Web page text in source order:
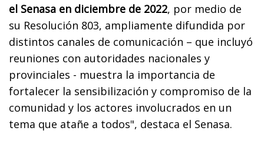
el Senasa en diciembre de 2022, por medio de
su Resolución 803, ampliamente difundida por
distintos canales de comunicación – que incluyó
reuniones con autoridades nacionales y
provinciales - muestra la importancia de
fortalecer la sensibilización y compromiso de la
comunidad y los actores involucrados en un
tema que atañe a todos", destaca el Senasa.